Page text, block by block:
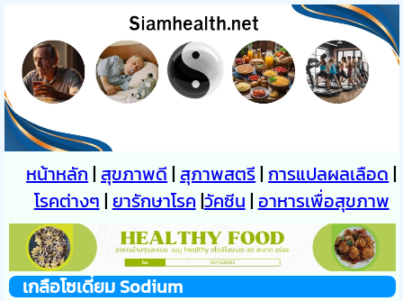
หน้าหลัก | สุขภาพดี | สุภาพสตรี|การแปลผลเลือด |
โรคต่างๆ | ยารักษาโรค |วัคซีน | อาหารเพื่อสุขภาพ
เกลือโซเดี่ยม Sodium